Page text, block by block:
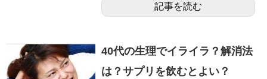
記事を読む
40代の生理でイライラ？解消法
は？サプリを飲むとよい？